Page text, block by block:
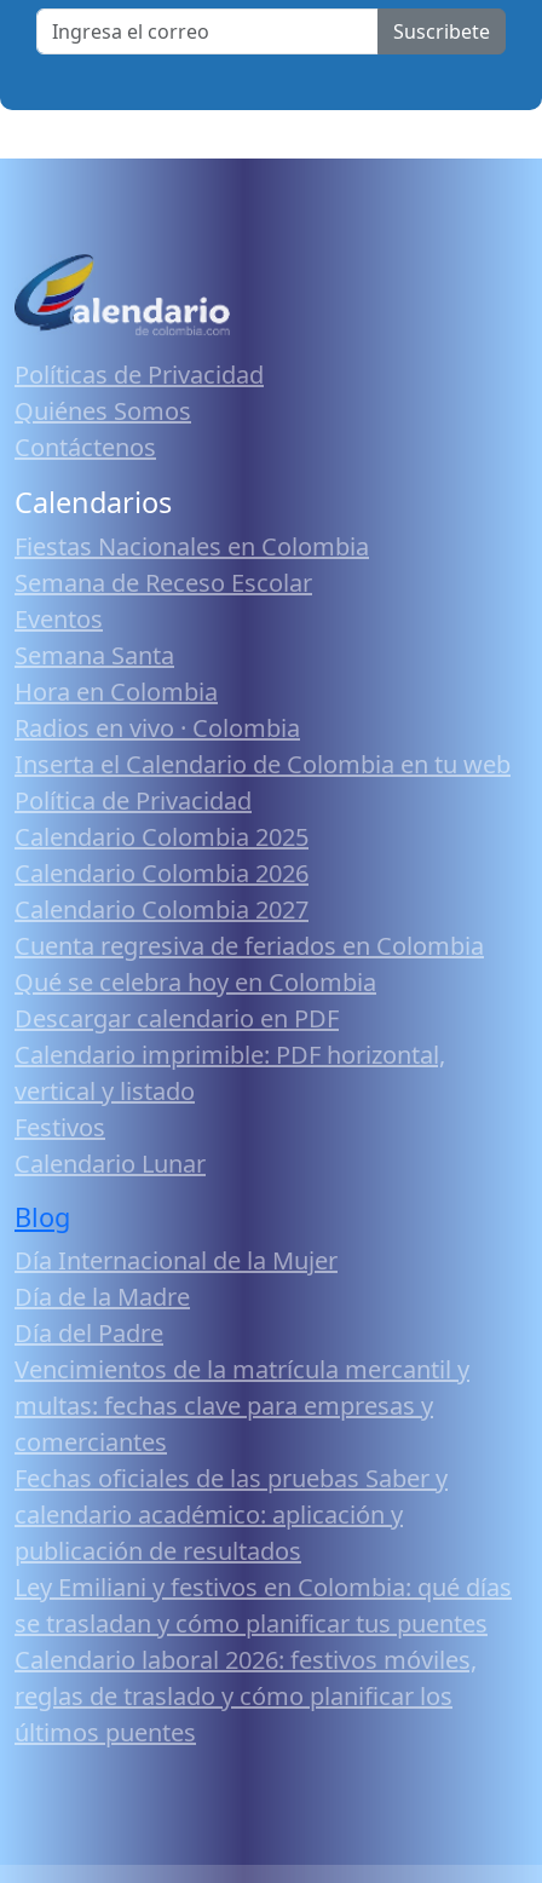
Suscribete
Políticas de Privacidad
Quiénes Somos
Contáctenos
Calendarios
Fiestas Nacionales en Colombia
Semana de Receso Escolar
Eventos
Semana Santa
Hora en Colombia
Radios en vivo · Colombia
Inserta el Calendario de Colombia en tu web
Política de Privacidad
Calendario Colombia 2025
Calendario Colombia 2026
Calendario Colombia 2027
Cuenta regresiva de feriados en Colombia
Qué se celebra hoy en Colombia
Descargar calendario en PDF
Calendario imprimible: PDF horizontal,
vertical y listado
Festivos
Calendario Lunar
Blog
Día Internacional de la Mujer
Día de la Madre
Día del Padre
Vencimientos de la matrícula mercantil y
multas: fechas clave para empresas y
comerciantes
Fechas oficiales de las pruebas Saber y
calendario académico: aplicación y
publicación de resultados
Ley Emiliani y festivos en Colombia: qué días
se trasladan y cómo planificar tus puentes
Calendario laboral 2026: festivos móviles,
reglas de traslado y cómo planificar los
últimos puentes